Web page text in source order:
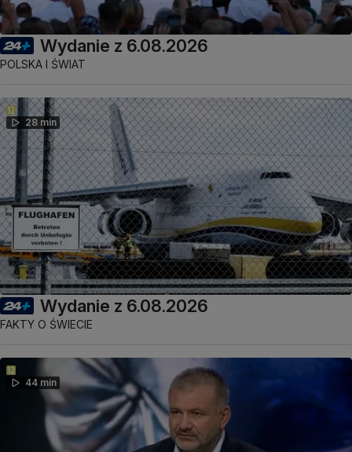
Wydanie z 6.08.2026
POLSKA I ŚWIAT
28 min
Wydanie z 6.08.2026
FAKTY O ŚWIECIE
44 min